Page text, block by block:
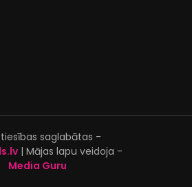
saglabātas -
| Mājas lapu veidoja -
Media Guru